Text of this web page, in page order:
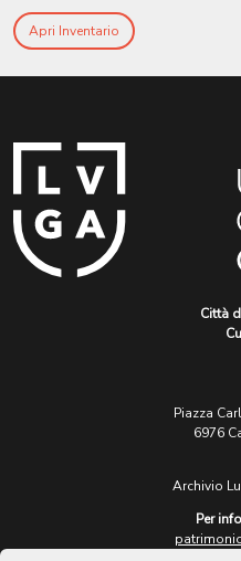
Apri Inventario
Città
Piazza
6976
Archivio
Per